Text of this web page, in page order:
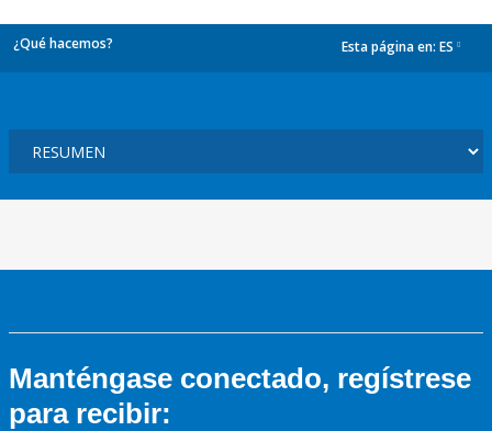
¿Qué hacemos? Esta página en: ES
Manténgase conectado, regístrese
para recibir: